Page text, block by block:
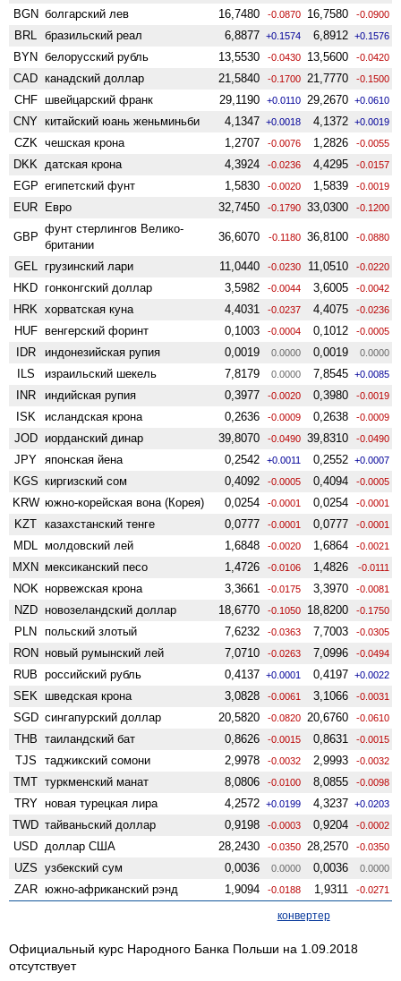
BGN болгарский лев 16,7480 -0.0870 16,7580 -0.0900
BRL бразильский реал 6,8877 +0.1574 6,8912 +0.1576
BYN белорусский рубль 13,5530 -0.0430 13,5600 -0.0420
CAD канадский доллар 21,5840 -0.1700 21,7770 -0.1500
CHF швейцарский франк 29,1190 +0.0110 29,2670 +0.0610
CNY китайский юань женьминьби 4,1347 +0.0018 4,1372 +0.0019
CZK чешская крона 1,2707 -0.0076 1,2826 -0.0055
DKK датская крона 4,3924 -0.0236 4,4295 -0.0157
EGP египетский фунт 1,5830 -0.0020 1,5839 -0.0019
EUR Евро 32,7450 -0.1790 33,0300 -0.1200
GBP
фунт стерлингов Велико­
британии
36,6070 -0.1180 36,8100 -0.0880
GEL грузинский лари 11,0440 -0.0230 11,0510 -0.0220
HKD гонконгский доллар 3,5982 -0.0044 3,6005 -0.0042
HRK хорватская куна 4,4031 -0.0237 4,4075 -0.0236
HUF венгерский форинт 0,1003 -0.0004 0,1012 -0.0005
IDR индонезийская рупия 0,0019 0.0000 0,0019 0.0000
ILS израильский шекель 7,8179 0.0000 7,8545 +0.0085
INR индийская рупия 0,3977 -0.0020 0,3980 -0.0019
ISK исландская крона 0,2636 -0.0009 0,2638 -0.0009
JOD иорданский динар 39,8070 -0.0490 39,8310 -0.0490
JPY японская йена 0,2542 +0.0011 0,2552 +0.0007
KGS киргизский сом 0,4092 -0.0005 0,4094 -0.0005
KRW южно-корейская вона (Корея) 0,0254 -0.0001 0,0254 -0.0001
KZT казахстанский тенге 0,0777 -0.0001 0,0777 -0.0001
MDL молдовский лей 1,6848 -0.0020 1,6864 -0.0021
MXN мексиканский песо 1,4726 -0.0106 1,4826 -0.0111
NOK норвежская крона 3,3661 -0.0175 3,3970 -0.0081
NZD ново­зеландский доллар 18,6770 -0.1050 18,8200 -0.1750
PLN польский злотый 7,6232 -0.0363 7,7003 -0.0305
RON новый румынский лей 7,0710 -0.0263 7,0996 -0.0494
RUB российский рубль 0,4137 +0.0001 0,4197 +0.0022
SEK шведская крона 3,0828 -0.0061 3,1066 -0.0031
SGD сингапурский доллар 20,5820 -0.0820 20,6760 -0.0610
THB таиландский бат 0,8626 -0.0015 0,8631 -0.0015
TJS таджикский сомони 2,9978 -0.0032 2,9993 -0.0032
TMT туркменский манат 8,0806 -0.0100 8,0855 -0.0098
TRY новая турецкая лира 4,2572 +0.0199 4,3237 +0.0203
TWD тайваньский доллар 0,9198 -0.0003 0,9204 -0.0002
USD доллар США 28,2430 -0.0350 28,2570 -0.0350
UZS узбекский сум 0,0036 0.0000 0,0036 0.0000
ZAR южно-африканский рэнд 1,9094 -0.0188 1,9311 -0.0271
конвертер
Официальный курс Народного Банка Польши на 1.09.2018
отсутствует